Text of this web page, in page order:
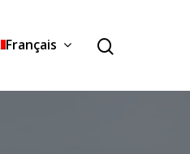
Français